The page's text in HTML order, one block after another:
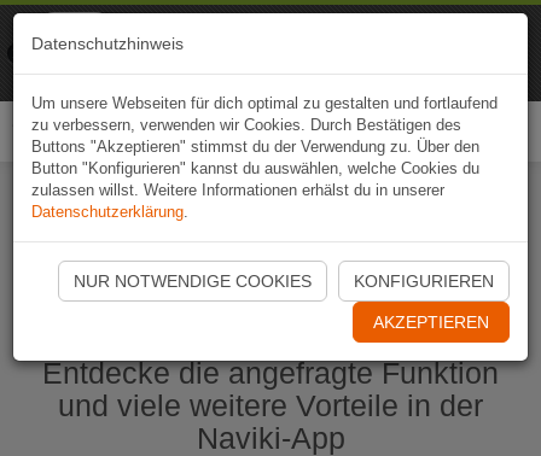
Naviki App jetzt öffnen
Entdecke die angefragte Funktion
und viele weitere Vorteile in der
Naviki-App
Datenschutzhinweis
Um unsere Webseiten für dich optimal zu gestalten und fortlaufend
zu verbessern, verwenden wir Cookies. Durch Bestätigen des
Buttons "Akzeptieren" stimmst du der Verwendung zu. Über den
Button "Konfigurieren" kannst du auswählen, welche Cookies du
zulassen willst. Weitere Informationen erhälst du in unserer
Datenschutzerklärung.
NUR NOTWENDIGE COOKIES KONFIGURIEREN
AKZEPTIEREN
Naviki